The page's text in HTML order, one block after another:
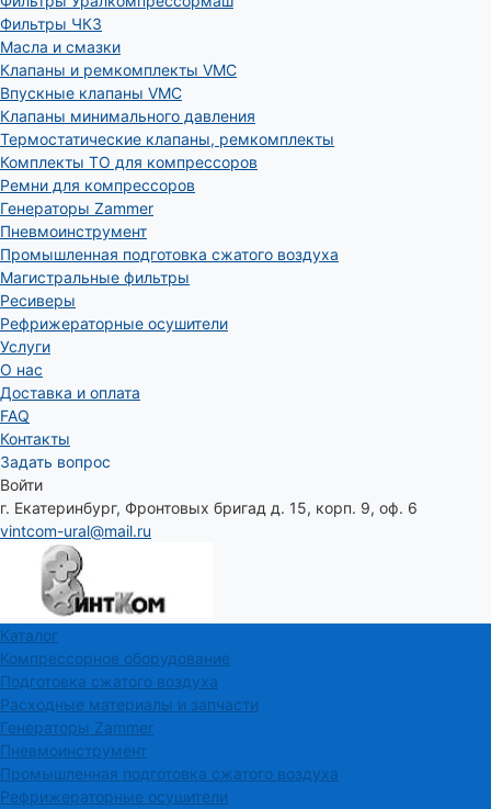
Фильтры ЧКЗ
Масла и смазки
Клапаны и ремкомплекты VMC
Впускные клапаны VMC
Клапаны минимального давления
Термостатические клапаны, ремкомплекты
Комплекты ТО для компрессоров
Ремни для компрессоров
Генераторы Zammer
Пневмоинструмент
Промышленная подготовка сжатого воздуха
Магистральные фильтры
Ресиверы
Рефрижераторные осушители
Услуги
О нас
Доставка и оплата
FAQ
Контакты
Задать вопрос
Войти
г. Екатеринбург, Фронтовых бригад д. 15, корп. 9, оф. 6
vintcom-ural@mail.ru
Каталог
Компрессорное оборудование
Подготовка сжатого воздуха
Расходные материалы и запчасти
Генераторы Zammer
Пневмоинструмент
Промышленная подготовка сжатого воздуха
Рефрижераторные осушители